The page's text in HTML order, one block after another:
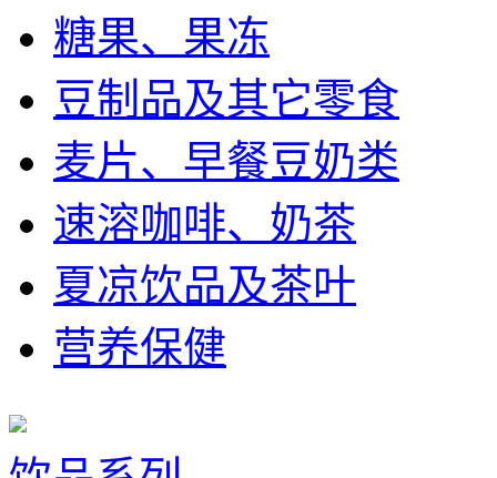
糖果、果冻
豆制品及其它零食
麦片、早餐豆奶类
速溶咖啡、奶茶
夏凉饮品及茶叶
营养保健